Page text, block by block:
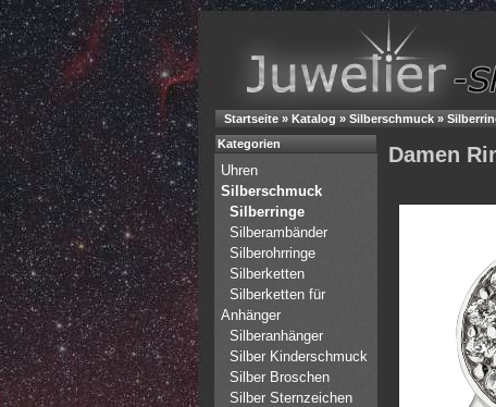
Startseite » Katalog » Silberschmuck »
Damen
Kategorien
Uhren
Silberschmuck
Silberringe
Silberambänder
Silberohrringe
Silberketten
Silberketten für
Anhänger
Silberanhänger
Silber Kinderschmuck
Silber Broschen
Silber Sternzeichen